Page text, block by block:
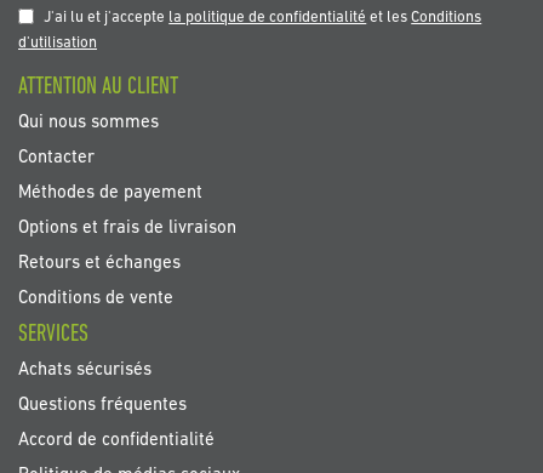
notre
newsletter
J'ai lu et j'accepte la politique de confidentialité et lesConditions
d'utilisation
ATTENTION AU CLIENT
Qui nous sommes
Contacter
Méthodes de payement
Options et frais de livraison
Retours et échanges
Conditions de vente
SERVICES
Achats sécurisés
Questions fréquentes
Accord de confidentialité